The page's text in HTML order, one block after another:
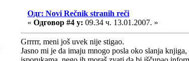
Одг: Novi Rečnik stranih reči
« Одговор #4 у: 09.34 ч. 13.01.2007. »
Grrrrr, meni još uvek nije stigao.
Jasno mi je da imaju mnogo posla oko slanja